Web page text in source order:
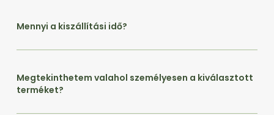
Mennyi a kiszállítási idő?
Megtekinthetem valahol személyesen a kiválasztott
terméket?